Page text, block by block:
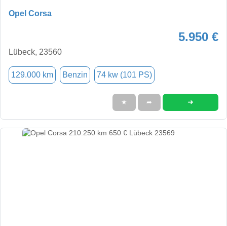
Opel Corsa
5.950 €
Lübeck, 23560
129.000 km Benzin 74 kw (101 PS)
★ ➦ ➜